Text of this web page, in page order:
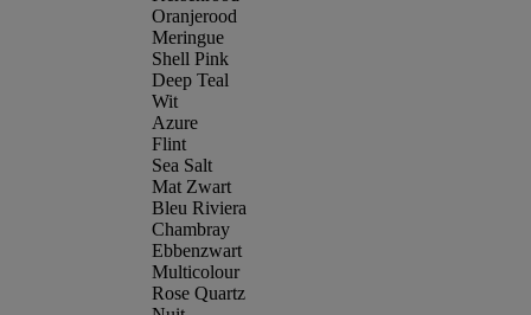
Oranjerood
Meringue
Shell Pink
Deep Teal
Wit
Azure
Flint
Sea Salt
Mat Zwart
Bleu Riviera
Chambray
Ebbenzwart
Multicolour
Rose Quartz